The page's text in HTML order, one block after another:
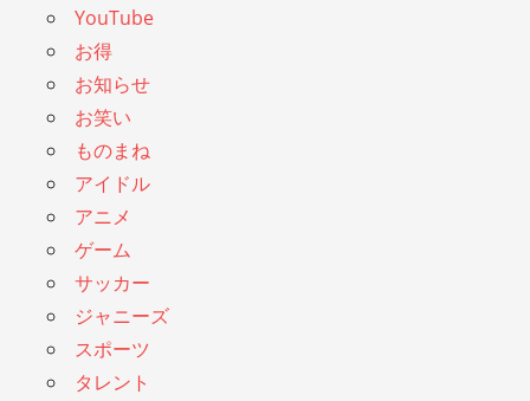
YouTube
お得
お知らせ
お笑い
ものまね
アイドル
アニメ
ゲーム
サッカー
ジャニーズ
スポーツ
タレント